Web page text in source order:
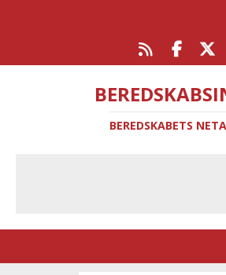
BEREDSKABETS